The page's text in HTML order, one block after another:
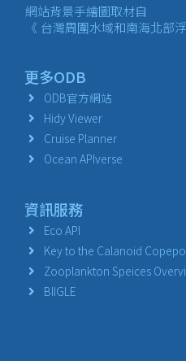
網站背景手繪圖取材自
《 台灣周圍水域和南海北部
更多ODB
ODB官方網站
Hidy Viewer
Cruise Planner
Ocean APIverse
資訊服務
Eco API
Key to the Calanoid
Zooplankton Speices
BIIGLE